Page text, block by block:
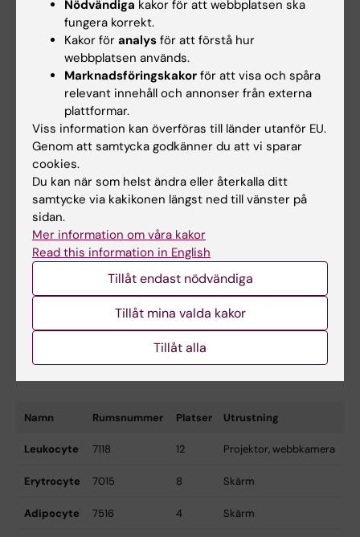
Plan 6
Namn Rumsnummer Platser Utrustning
Golgi 6615 10 2 x skärm, webbkamera
Lysosome
Peroxisome 6310 5 Skärm
Insulin 6116 5
Glucose 6323 5 Skärm
Chromatin 6516 4 Skärm
Plan 7
Namn Rumsnummer Platser Utrustning
Leukocyte 7118 12 Projektor, webbkamera
Erytrocyte 7015 8 Skärm
Adipocyte 7516 4 Skärm
Nödvändiga kakor för att webbplatsen ska
fungera korrekt.
Kakor för analys för att förstå hur
webbplatsen används.
Marknadsföringskakor för att visa och spåra
relevant innehåll och annonser från externa
plattformar.
Viss information kan överföras till länder utanför EU.
Genom att samtycka godkänner du att vi sparar
cookies.
Du kan när som helst ändra eller återkalla ditt
samtycke via kakikonen längst ned till vänster på
sidan.
Mer information om våra kakor
Read this information in English
Tillåt endast nödvändiga
Tillåt mina valda kakor
Tillåt alla